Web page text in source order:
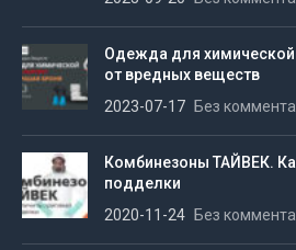
Одежда для
от вредных веществ
2023-07-17
Без
Комбинезоны ТАЙВЕК.
подделки
2020-11-24
Без